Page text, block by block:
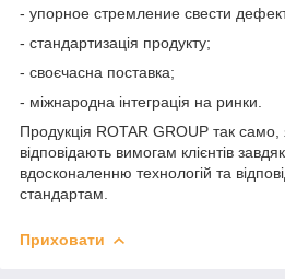
- упорное стремление свести
- стандартизація продукту;
- своєчасна поставка;
- міжнародна інтеграція на ринки.
Продукція ROTAR GROUP так само,
відповідають вимогам клієнтів
вдосконаленню технологій та
стандартам.
Приховати